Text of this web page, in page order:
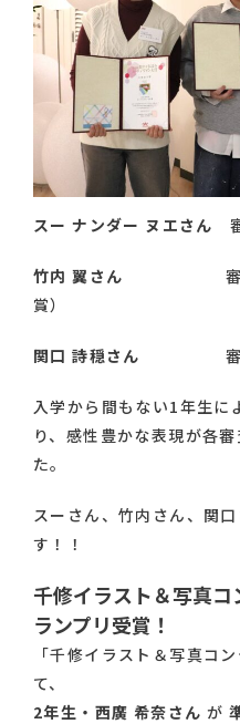
スー ナンダー ヌエさん
竹内 翼さん 審査員賞
賞）
関口 詩穏さん 審査員
入学から間もない1年生に
り、感性豊かな表現が各
た。
スーさん、竹内さん、関
す！！
千修イラスト＆写真
ランプリ受賞！
「千修イラスト＆写真コ
て、
2年生・西廣 希奈さん が